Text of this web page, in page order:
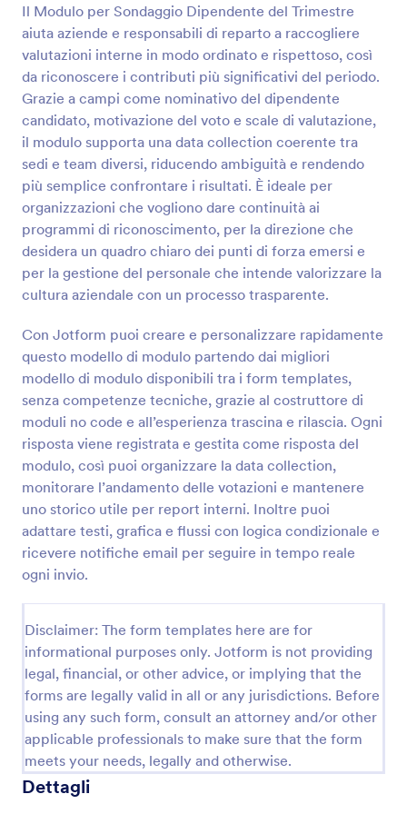
Il Modulo per Sondaggio Dipendente del Trimestre
aiuta aziende e responsabili di reparto a raccogliere
valutazioni interne in modo ordinato e rispettoso, così
da riconoscere i contributi più significativi del periodo.
Grazie a campi come nominativo del dipendente
candidato, motivazione del voto e scale di valutazione,
il modulo supporta una data collection coerente tra
sedi e team diversi, riducendo ambiguità e rendendo
più semplice confrontare i risultati. È ideale per
organizzazioni che vogliono dare continuità ai
programmi di riconoscimento, per la direzione che
desidera un quadro chiaro dei punti di forza emersi e
per la gestione del personale che intende valorizzare la
cultura aziendale con un processo trasparente.
Con Jotform puoi creare e personalizzare rapidamente
questo modello di modulo partendo dai migliori
modello di modulo disponibili tra i form templates,
senza competenze tecniche, grazie al costruttore di
moduli no code e all’esperienza trascina e rilascia. Ogni
risposta viene registrata e gestita come risposta del
modulo, così puoi organizzare la data collection,
monitorare l’andamento delle votazioni e mantenere
uno storico utile per report interni. Inoltre puoi
adattare testi, grafica e flussi con logica condizionale e
ricevere notifiche email per seguire in tempo reale
ogni invio.
Disclaimer: The form templates here are for
informational purposes only. Jotform is not providing
legal, financial, or other advice, or implying that the
forms are legally valid in all or any jurisdictions. Before
using any such form, consult an attorney and/or other
applicable professionals to make sure that the form
meets your needs, legally and otherwise.
Dettagli
ben progettato ha campi modulo che richiedono
informazioni personali e più sezioni di sondaggio
sulle diverse qualità di un individuo o di un
dipendente. Questo modello di modulo utilizza
anche il widget Barra di avanzamento per tenere
traccia dei progressi dell'utente che compila il
sondaggio. Questo aiuterà l'utente perché sa se il
sondaggio sta per terminare. Questo modello di
modulo di indagine utilizza il campo della casella di
controllo, lo strumento di valutazione della scala e la
tabella di input per raccogliere i dati. Puoi cambiare
il logo e il tema del colore utilizzando Survey Maker.
Anteprima
Sondaggio Sulla Motivazione Dei Dipendenti
Raccogli feedback dai tuoi dipendenti con il
Sondaggio sulla Motivazione dei Dipendenti online.
Analizza le risposte e migliora la produttività e il
coinvolgimento.
Go to Category:
Moduli Risorse Umane
Anteprima